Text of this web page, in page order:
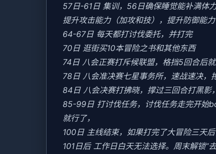
57日-61日 集训，56日确保睡觉能补满体
提升攻击能力（加攻和技），提升防御能
64-67日 每天都打讨伐委托，并打完
70日 逛街买10本冒险之书和其他东西
74日 八会正赛打斥候联盟，格挡5回合后
78日 八会准决赛七星事务所，速战速决，
84日 八会决赛打拂晓，撑过三回合打黑影
85-99日 打讨伐任务，讨伐任务走完开始
就行了，
100日 主线结束，如果打完了大冒险三天
101日后 工作日白天无法选择。周末解锁“